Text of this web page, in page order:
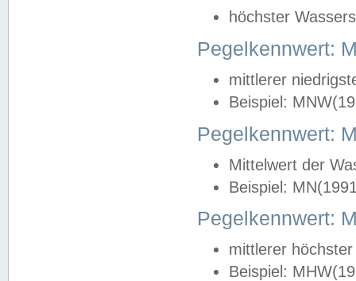
höchster
Pegelkennwert:
mittlerer
Beispiel:
Pegelkennwert:
Mittelwert der
Beispiel:
Pegelkennwert:
mittlerer
Beispiel: